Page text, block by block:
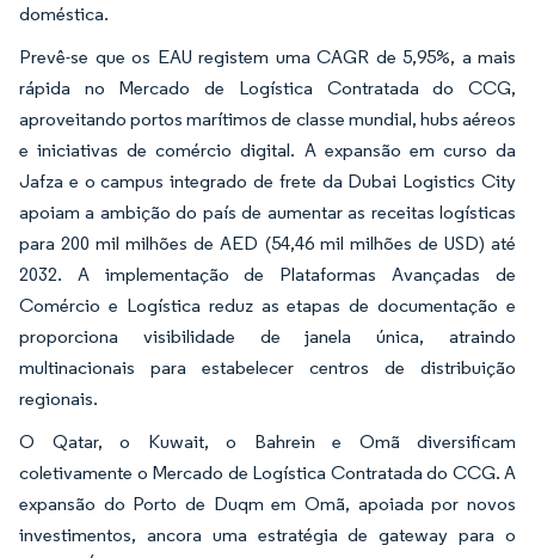
doméstica.
Prevê-se que os EAU registem uma CAGR de 5,95%, a mais
rápida no Mercado de Logística Contratada do CCG,
aproveitando portos marítimos de classe mundial, hubs aéreos
e iniciativas de comércio digital. A expansão em curso da
Jafza e o campus integrado de frete da Dubai Logistics City
apoiam a ambição do país de aumentar as receitas logísticas
para 200 mil milhões de AED (54,46 mil milhões de USD) até
2032. A implementação de Plataformas Avançadas de
Comércio e Logística reduz as etapas de documentação e
proporciona visibilidade de janela única, atraindo
multinacionais para estabelecer centros de distribuição
regionais.
O Qatar, o Kuwait, o Bahrein e Omã diversificam
coletivamente o Mercado de Logística Contratada do CCG. A
expansão do Porto de Duqm em Omã, apoiada por novos
investimentos, ancora uma estratégia de gateway para o